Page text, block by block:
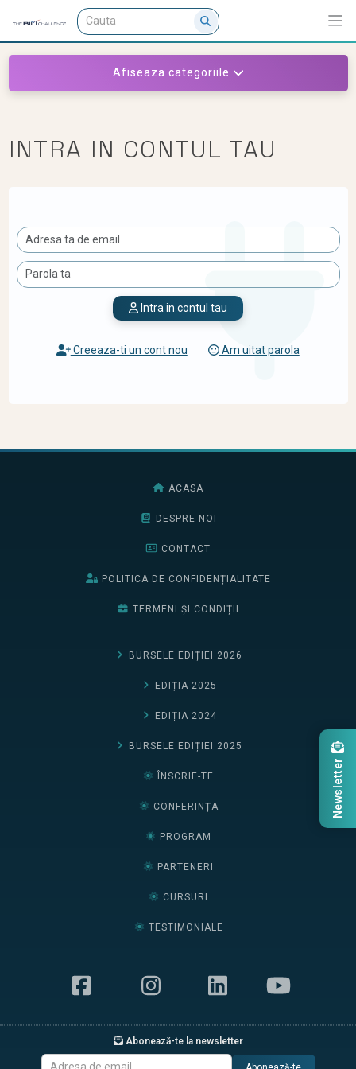
Afiseaza categoriile
INTRA IN CONTUL TAU
Intra in contul tau
Creeaza-ti un cont nou Am uitat parola
ACASA
DESPRE NOI
CONTACT
POLITICA DE CONFIDENȚIALITATE
TERMENI ȘI CONDIȚII
BURSELE EDIȚIEI 2026
EDIȚIA 2025
EDIȚIA 2024
BURSELE EDIȚIEI 2025
ÎNSCRIE-TE
CONFERINȚA
PROGRAM
PARTENERI
CURSURI
TESTIMONIALE
Abonează-te la newsletter
Newsletter